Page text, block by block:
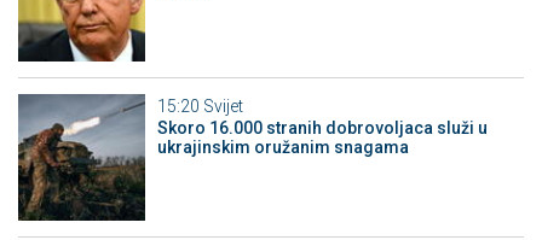
15:20 Svijet
Skoro 16.000 stranih dobrovoljaca služi u
ukrajinskim oružanim snagama